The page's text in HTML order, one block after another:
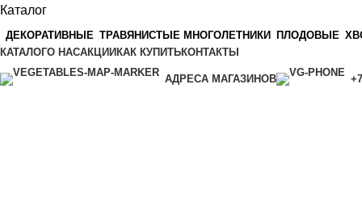
Каталог
ДЕКОРАТИВНЫЕ ТРАВЯНИСТЫЕ МНОГОЛЕТНИКИ ПЛОДОВЫЕ
КАТАЛОГО НАСАКЦИИКАК КУПИТЬКОНТАКТЫ
АДРЕСА МАГАЗИНОВ